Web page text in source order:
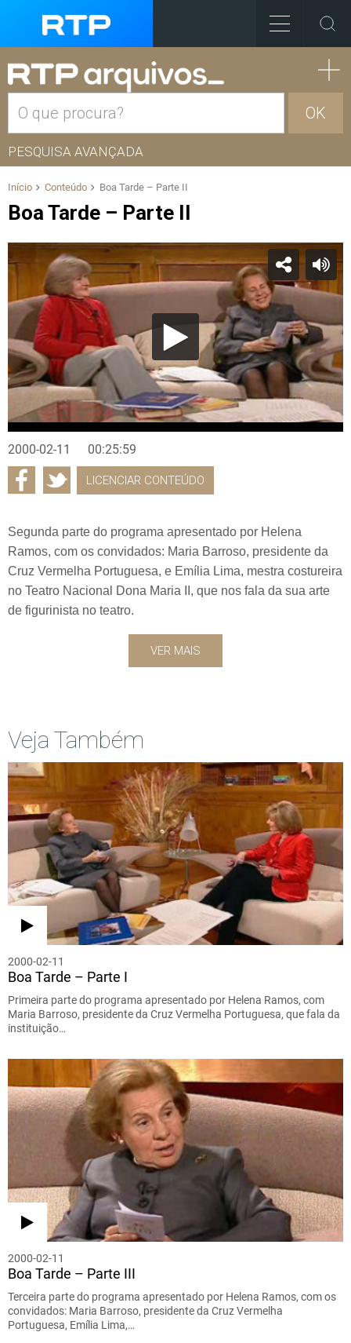
OK
PESQUISA AVANÇADA
Início Conteúdo Boa Tarde – Parte II
Boa Tarde – Parte II
2000-02-11 00:25:59
LICENCIAR CONTEÚDO
Segunda parte do programa apresentado por Helena
Ramos, com os convidados: Maria Barroso, presidente da
Cruz Vermelha Portuguesa, e Emília Lima, mestra costureira
no Teatro Nacional Dona Maria II, que nos fala da sua arte
de figurinista no teatro.
VER MAIS
Veja Também
2000-02-11
Boa Tarde – Parte I
Primeira parte do programa apresentado por Helena Ramos, com
Maria Barroso, presidente da Cruz Vermelha Portuguesa, que fala da
instituição…
2000-02-11
Boa Tarde – Parte III
Terceira parte do programa apresentado por Helena Ramos, com os
convidados: Maria Barroso, presidente da Cruz Vermelha
Portuguesa, Emília Lima,…